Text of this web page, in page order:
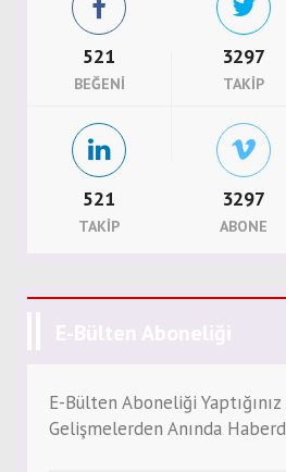
521
BEĞENI
3297
TAKIP
521
TAKIP
3297
ABONE
E-Bülten Aboneliği
E-Bülten Aboneliği
Gelişmelerden Anında